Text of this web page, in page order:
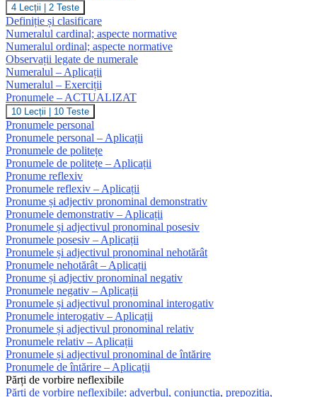
Numeralul
–
ACTUALIZAT
4 Lecții 2 Teste
Definiție și clasificare
Numeralul cardinal; aspecte normative
Numeralul ordinal; aspecte normative
Observații legate de numerale
Numeralul – Aplicații
Numeralul – Exerciții
Pronumele – ACTUALIZAT
Pronumele
–
ACTUALIZAT
10 Lecții 10 Teste
Pronumele personal
Pronumele personal – Aplicații
Pronumele de politețe
Pronumele de politețe – Aplicații
Pronume reflexiv
Pronumele reflexiv – Aplicații
Pronume și adjectiv pronominal demonstrativ
Pronumele demonstrativ – Aplicații
Pronumele și adjectivul pronominal posesiv
Pronumele posesiv – Aplicații
Pronumele și adjectivul pronominal nehotărât
Pronumele nehotărât – Aplicații
Pronume și adjectiv pronominal negativ
Pronumele negativ – Aplicații
Pronumele și adjectivul pronominal interogativ
Pronumele interogativ – Aplicații
Pronumele și adjectivul pronominal relativ
Pronumele relativ – Aplicații
Pronumele și adjectivul pronominal de întărire
Pronumele de întărire – Aplicații
Părți de vorbire neflexibile
Părți de vorbire neflexibile: adverbul, conjuncția, prepoziția,